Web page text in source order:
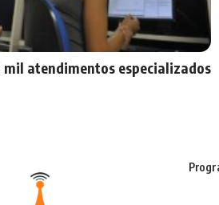
atendimentos especializados